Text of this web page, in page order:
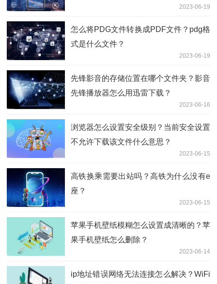
2023-06-19
怎么将PDG文件转换成PDF文件？pdg格
式是什么文件？
2023-06-19
先锋影音的存储位置在哪个文件夹？影音
先锋播放器怎么用迅雷下载？
2023-06-16
浏览器怎么设置安全级别？当前安全设置
不允许下载该文件什么意思？
2023-06-15
高铁换乘需要出站吗？高铁为什么没有e
座？
2023-06-15
苹果手机壁纸模糊怎么设置成清晰的？苹
果手机壁纸怎么删除？
2023-06-14
ip地址错误网络无法连接怎么解决？WiFi